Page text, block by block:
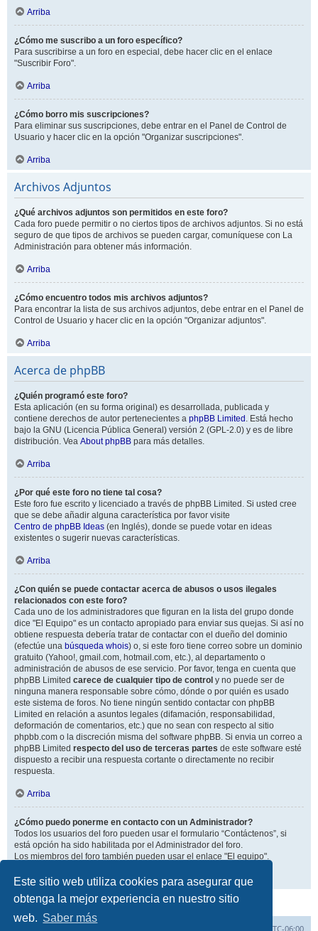
Este sitio web utiliza cookies para asegurar que
obtenga la mejor experiencia en nuestro sitio
web. Saber más
Arriba
¿Cómo me suscribo a un foro específico?
Para suscribirse a un foro en especial, debe hacer clic en el enlace
"Suscribir Foro".
Arriba
¿Cómo borro mis suscripciones?
Para eliminar sus suscripciones, debe entrar en el Panel de Control de
Usuario y hacer clic en la opción "Organizar suscripciones".
Arriba
Archivos Adjuntos
¿Qué archivos adjuntos son permitidos en este foro?
Cada foro puede permitir o no ciertos tipos de archivos adjuntos. Si no está
seguro de que tipos de archivos se pueden cargar, comuníquese con La
Administración para obtener más información.
Arriba
¿Cómo encuentro todos mis archivos adjuntos?
Para encontrar la lista de sus archivos adjuntos, debe entrar en el Panel de
Control de Usuario y hacer clic en la opción "Organizar adjuntos".
Arriba
Acerca de phpBB
¿Quién programó este foro?
Esta aplicación (en su forma original) es desarrollada, publicada y
contiene derechos de autor pertenecientes a phpBB Limited . Está hecho
bajo la GNU (Licencia Pública General) versión 2 (GPL-2.0) y es de libre
distribución. Vea About phpBB para más detalles.
Arriba
¿Por qué este foro no tiene tal cosa?
Este foro fue escrito y licenciado a través de phpBB Limited. Si usted cree
que se debe añadir alguna característica por favor visite
Centro de phpBB Ideas (en Inglés), donde se puede votar en ideas
existentes o sugerir nuevas características.
Arriba
¿Con quién se puede contactar acerca de abusos o usos ilegales
relacionados con este foro?
Cada uno de los administradores que figuran en la lista del grupo donde
dice "El Equipo" es un contacto apropiado para enviar sus quejas. Si así no
obtiene respuesta debería tratar de contactar con el dueño del dominio
(efectúe una búsqueda whois) o, si este foro tiene correo sobre un dominio
gratuito (Yahoo!, gmail.com, hotmail.com, etc.), al departamento o
administración de abusos de ese servicio. Por favor, tenga en cuenta que
phpBB Limited carece de cualquier tipo de control y no puede ser de
ninguna manera responsable sobre cómo, dónde o por quién es usado
este sistema de foros. No tiene ningún sentido contactar con phpBB
Limited en relación a asuntos legales (difamación, responsabilidad,
deformación de comentarios, etc.) que no sean con respecto al sitio
phpbb.com o la discreción misma del software phpBB. Si envia un correo a
phpBB Limited respecto del uso de terceras partes de este software esté
dispuesto a recibir una respuesta cortante o directamente no recibir
respuesta.
Arriba
¿Cómo puedo ponerme en contacto con un Administrador?
Todos los usuarios del foro pueden usar el formulario “Contáctenos”, si
está opción ha sido habilitada por el Administrador del foro.
Los miembros del foro también pueden usar el enlace "El equipo".
Arriba
UTC-06:00